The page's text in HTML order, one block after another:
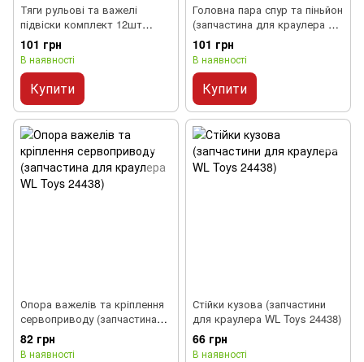
Тяги рульові та важелі
підвіски комплект 12шт
(запчастина для краулера WL
Toys 24438)
101 грн
В наявності
Купити
Головна пара спур та піньйон
(запчастина для краулера WL
Toys 24438)
101 грн
В наявності
Купити
Опора важелів та кріплення
сервоприводу (запчастина
для краулера WL Toys 24438)
82 грн
В наявності
Стійки кузова (запчастини
для краулера WL Toys 24438)
66 грн
В наявності